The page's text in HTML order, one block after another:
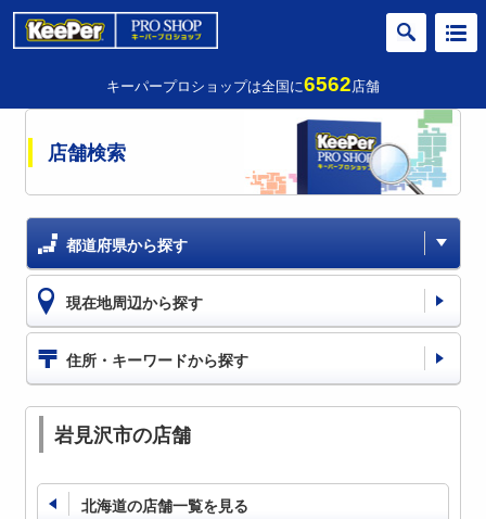
キーパープロショップは全国に6562店舗
店舗検索
都道府県から探す
現在地周辺から探す
住所・キーワードから探す
岩見沢市の店舗
北海道の店舗一覧を見る